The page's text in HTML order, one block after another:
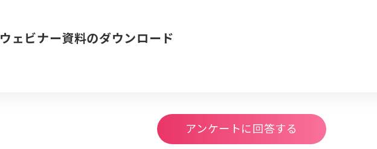
ウェビナー資料のダウンロード
アンケートに回答する